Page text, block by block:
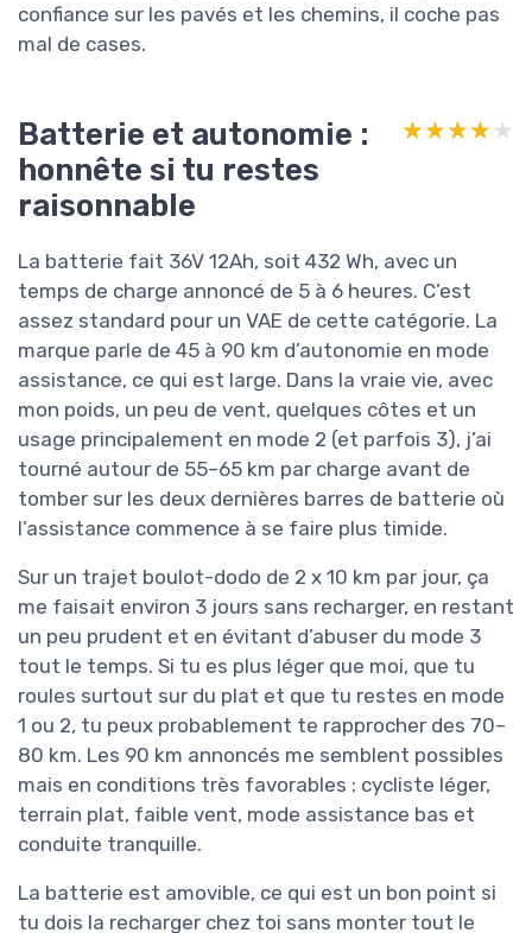
confiance sur les pavés et les chemins, il coche pas
mal de cases.
Batterie et autonomie :
honnête si tu restes
raisonnable
★★★★★
★★★★★
La batterie fait 36V 12Ah, soit 432 Wh, avec un
temps de charge annoncé de 5 à 6 heures. C’est
assez standard pour un VAE de cette catégorie. La
marque parle de 45 à 90 km d’autonomie en mode
assistance, ce qui est large. Dans la vraie vie, avec
mon poids, un peu de vent, quelques côtes et un
usage principalement en mode 2 (et parfois 3), j’ai
tourné autour de 55–65 km par charge avant de
tomber sur les deux dernières barres de batterie où
l’assistance commence à se faire plus timide.
Sur un trajet boulot-dodo de 2 x 10 km par jour, ça
me faisait environ 3 jours sans recharger, en restant
un peu prudent et en évitant d’abuser du mode 3
tout le temps. Si tu es plus léger que moi, que tu
roules surtout sur du plat et que tu restes en mode
1 ou 2, tu peux probablement te rapprocher des 70–
80 km. Les 90 km annoncés me semblent possibles
mais en conditions très favorables : cycliste léger,
terrain plat, faible vent, mode assistance bas et
conduite tranquille.
La batterie est amovible, ce qui est un bon point si
tu dois la recharger chez toi sans monter tout le